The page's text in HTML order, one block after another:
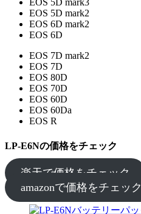
EOS 5D mark3
EOS 5D mark2
EOS 6D mark2
EOS 6D
EOS 7D mark2
EOS 7D
EOS 80D
EOS 70D
EOS 60D
EOS 60Da
EOS R
LP-E6Nの価格をチェック
楽天で価格をチェック
amazonで価格をチェック